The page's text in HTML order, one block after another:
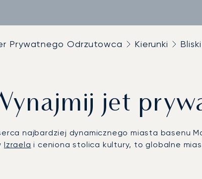
Prywatnego Odrzutowca Kierunki
jet
najbardziej dynamicznego miasta basenu
Izraela i ceniona stolica kultury, to globalne
Państwa podróży są kluczowe spotkania